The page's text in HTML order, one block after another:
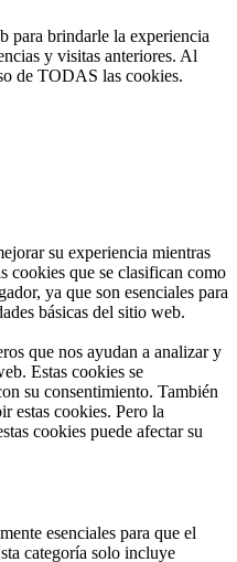
para brindarle la experiencia
y visitas anteriores. Al
de TODAS las cookies.
su experiencia mientras
cookies que se clasifican como
ya que son esenciales para
básicas del sitio web.
que nos ayudan a analizar y
Estas cookies se
su consentimiento. También
estas cookies. Pero la
cookies puede afectar su
esenciales para que el
categoría solo incluye